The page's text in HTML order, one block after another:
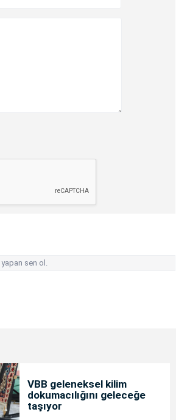
sen ol.
VBB geleneksel kilim
dokumacılığını geleceğe
taşıyor